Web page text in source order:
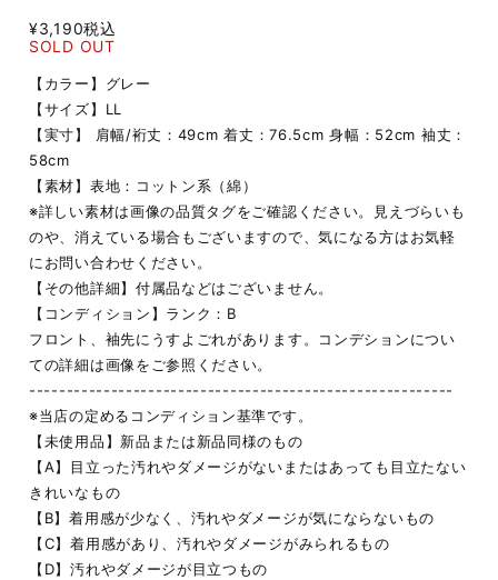
¥3,190税込
SOLD OUT
【カラー】グレー
【サイズ】LL
【実寸】 肩幅/裄丈：49cm 着丈：76.5cm 身幅：52cm 袖丈：
58cm
【素材】表地：コットン系（綿）
※詳しい素材は画像の品質タグをご確認ください。見えづらいも
のや、消えている場合もございますので、気になる方はお気軽
にお問い合わせください。
【その他詳細】付属品などはございません。
【コンディション】ランク：B
フロント、袖先にうすよごれがあります。コンデションについ
ての詳細は画像をご参照ください。
---------------------------------------------------------
※当店の定めるコンディション基準です。
【未使用品】新品または新品同様のもの
【A】目立った汚れやダメージがないまたはあっても目立たない
きれいなもの
【B】着用感が少なく、汚れやダメージが気にならないもの
【C】着用感があり、汚れやダメージがみられるもの
【D】汚れやダメージが目立つもの